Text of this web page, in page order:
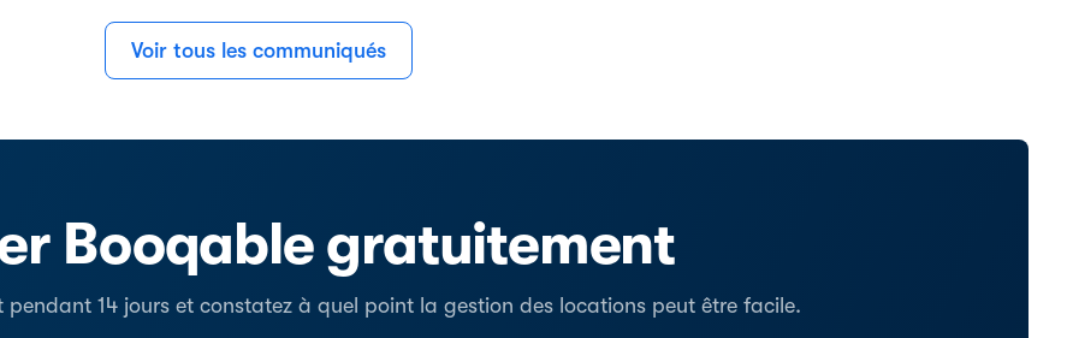
Voir tous les communiqués
Booqable gratuitement
pendant 14 jours et constatez à quel point la gestion des locations peut être facile.